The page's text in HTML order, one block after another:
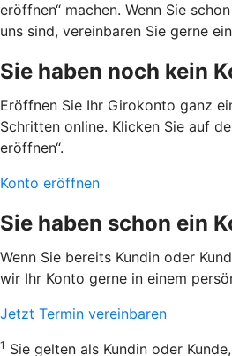
eröffnen“ machen. Wenn Sie
uns sind, vereinbaren Sie gerne
Sie haben noch kein
Eröffnen Sie Ihr Girokonto ganz
Schritten online. Klicken Sie auf
eröffnen“.
Konto eröffnen
Sie haben schon ein
Wenn Sie bereits Kundin oder
wir Ihr Konto gerne in einem
Jetzt Termin vereinbaren
1 Sie gelten als Kundin oder